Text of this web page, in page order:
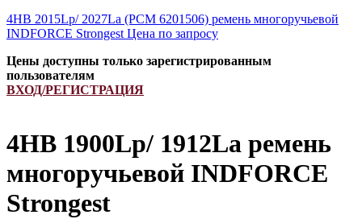
4HB 2015Lp/ 2027La (РСМ 6201506) ремень многоручьевой
INDFORCE Strongest Цена по запросу
Цены доступны только зарегистрированным
пользователям
ВХОД/РЕГИСТРАЦИЯ
4HB 1900Lp/ 1912La ремень
многоручьевой INDFORCE
Strongest